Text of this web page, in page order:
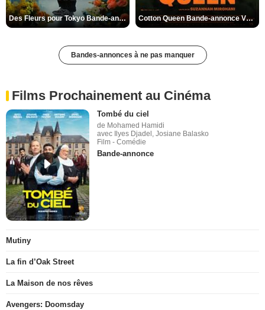
Des Fleurs pour Tokyo Bande-annonce VO STFR Cotton Queen Bande-annonce VO STFR
Bandes-annonces à ne pas manquer
Films Prochainement au Cinéma
Tombé du ciel
de Mohamed Hamidi
avec Ilyes Djadel, Josiane Balasko
Film - Comédie
Bande-annonce
Mutiny
La fin d’Oak Street
La Maison de nos rêves
Avengers: Doomsday